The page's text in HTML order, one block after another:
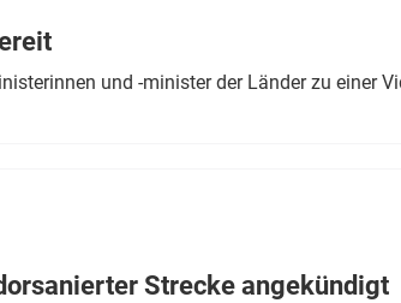
und -minister der Länder zu einer
Strecke angekündigt